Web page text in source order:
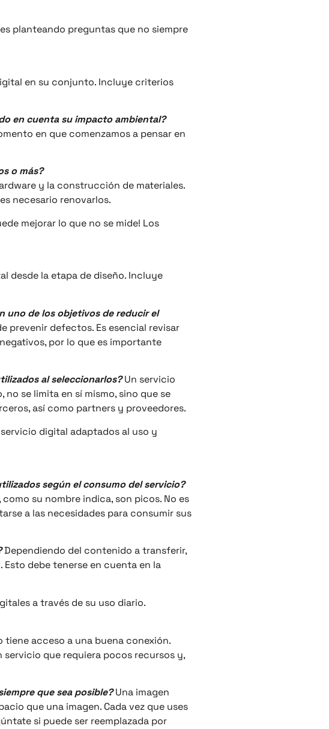
planteando preguntas que no siempre
en su conjunto. Incluye criterios
en cuenta su impacto ambiental?
en que comenzamos a pensar en
o más?
y la construcción de materiales.
necesario renovarlos.
mejorar lo que no se mide! Los
desde la etapa de diseño. Incluye
uno de los objetivos de reducir el
prevenir defectos. Es esencial revisar
por lo que es importante
al seleccionarlos?Un servicio
se limita en sí mismo, sino que se
así como partners y proveedores.
digital adaptados al uso y
según el consumo del servicio?
su nombre indica, son picos. No es
a las necesidades para consumir sus
Dependiendo del contenido a transferir,
debe tenerse en cuenta en la
a través de su uso diario.
tiene acceso a una buena conexión.
que requiera pocos recursos y,
que sea posible?Una imagen
que una imagen. Cada vez que uses
si puede ser reemplazada por